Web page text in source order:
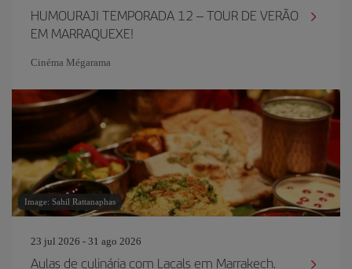
HUMOURAJI TEMPORADA 12 – TOUR DE VERÃO
EM MARRAQUEXE!
Cinéma Mégarama
Image: Sahil Rattanaphas
23 jul 2026 - 31 ago 2026
Aulas de culinária com Lacals em Marrakech.